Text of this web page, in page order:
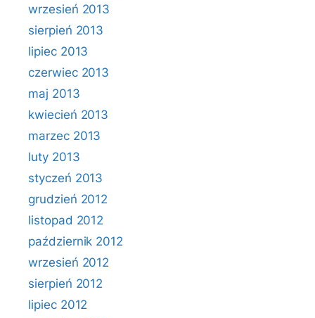
wrzesień 2013
sierpień 2013
lipiec 2013
czerwiec 2013
maj 2013
kwiecień 2013
marzec 2013
luty 2013
styczeń 2013
grudzień 2012
listopad 2012
październik 2012
wrzesień 2012
sierpień 2012
lipiec 2012